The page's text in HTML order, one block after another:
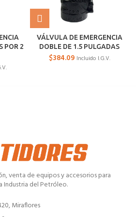
POR 2
VÁLVULA DE EMERGENCIA
DOBLE DE 1.5 PULGADAS
$384.09 Incluido I.G.V.
venta de equipos y accesorios para
Industria del Petróleo.
Miraflores